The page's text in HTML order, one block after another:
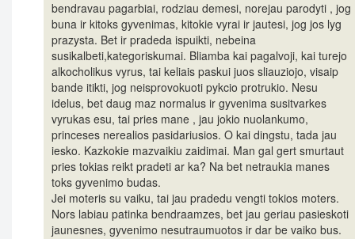
bendravau pagarbiai, rodziau demesi, norejau parodyti , jog
buna ir kitoks gyvenimas, kitokie vyrai ir jautesi, jog jos lyg
prazysta. Bet ir pradeda ispuikti, nebeina
susikalbeti,kategoriskumai. Bliamba kai pagalvoji, kai turejo
alkocholikus vyrus, tai keliais paskui juos sliauziojo, visaip
bande itikti, jog neisprovokuoti pykcio protrukio. Nesu
idelus, bet daug maz normalus ir gyvenima susitvarkes
vyrukas esu, tai pries mane , jau jokio nuolankumo,
princeses nerealios pasidariusios. O kai dingstu, tada jau
iesko. Kazkokie mazvaikiu zaidimai. Man gal gert smurtaut
pries tokias reikt pradeti ar ka? Na bet netraukia manes
toks gyvenimo budas.
Jei moteris su vaiku, tai jau pradedu vengti tokios moters.
Nors labiau patinka bendraamzes, bet jau geriau pasieskoti
jaunesnes, gyvenimo nesutraumuotos ir dar be vaiko bus.